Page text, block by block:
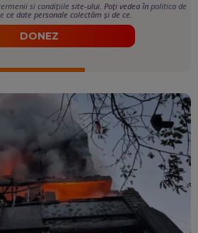
si condițiile site-ului. Poți vedea în politica de
ce date personale colectăm și de ce.
DONEZ